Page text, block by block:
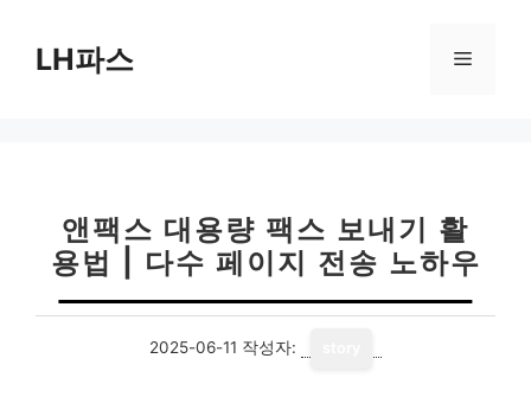
LH파스 메
앤팩스 대용량 팩스 보내기 활
용법 | 다수 페이지 전송 노하우
2025-06-11 작성자: